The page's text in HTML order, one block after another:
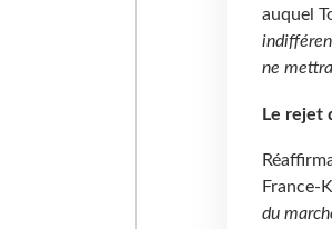
auquel
ne
Le rejet
France-
du